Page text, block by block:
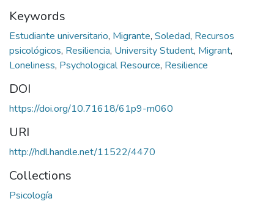
Keywords
Estudiante universitario, Migrante, Soledad, Recursos
psicológicos, Resiliencia, University Student, Migrant,
Loneliness, Psychological Resource, Resilience
DOI
https://doi.org/10.71618/61p9-m060
URI
http://hdl.handle.net/11522/4470
Collections
Psicología